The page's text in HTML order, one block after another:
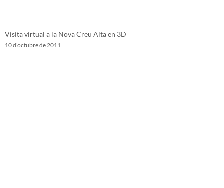
Visita virtual a la Nova Creu Alta en 3D
10 d'octubre de 2011